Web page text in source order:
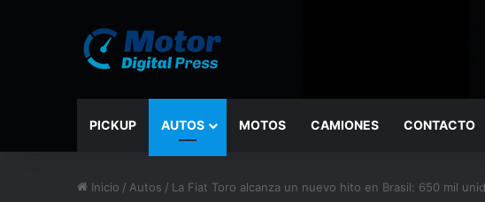
PICKUP AUTOS MOTOS CAMIONES CONTACTO
Inicio / Autos / La Fiat Toro alcanza un nuevo hito en Brasil: 650 mil